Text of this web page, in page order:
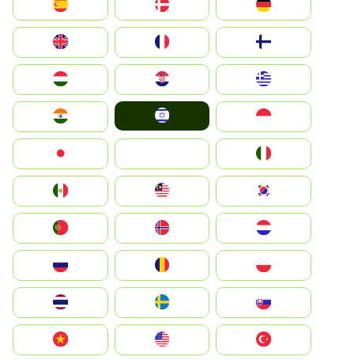
Deutschland
Denmark
United Kingdom
Hrvatska
Magyarország
Indonesia
South Korea
Nederland
Portugal
România
Slovensko
United States
Vietnam